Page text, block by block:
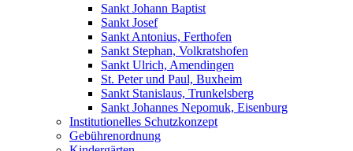
Sankt Johann Baptist
Sankt Josef
Sankt Antonius, Ferthofen
Sankt Stephan, Volkratshofen
Sankt Ulrich, Amendingen
St. Peter und Paul, Buxheim
Sankt Stanislaus, Trunkelsberg
Sankt Johannes Nepomuk, Eisenburg
Institutionelles Schutzkonzept
Gebührenordnung